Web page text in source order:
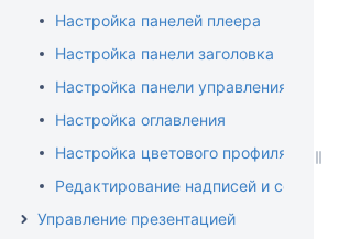
Настройка панелей плеера
Настройка панели заголовка
Настройка панели управления
Настройка оглавления
Настройка цветового профиля
Редактирование надписей и сообщений
Управление презентацией